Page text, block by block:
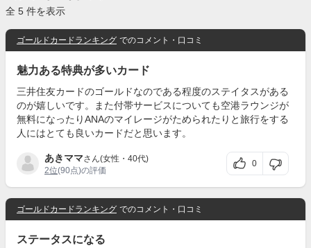
全 5 件を表示
ゴールドカードランキング でのコメント・口コミ
魅力ある特典が多いカード
三井住友カードのゴールドなのである程度のステイタスがある
のが嬉しいです。また付帯サービスについても空港ラウンジが
無料になったりANAのマイレージがためられたりと旅行をする
人にはとても良いカードだと思います。
あきママさん(女性・40代)
2位(90点)の評価
0
ゴールドカードランキング でのコメント・口コミ
ステータスになる